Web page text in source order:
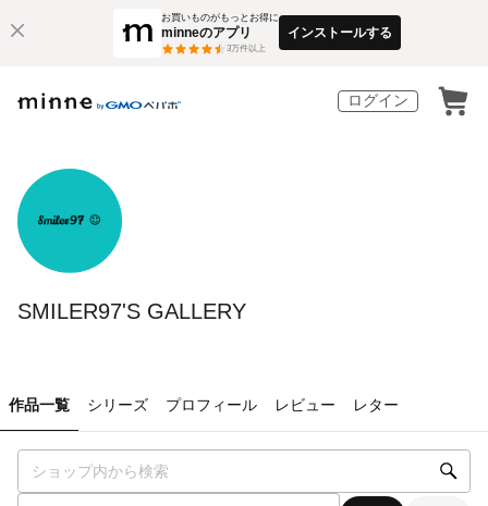
お買いものがもっとお得に
minneのアプリ
3万件以上
インストールする
ログイン
SMILER97'S GALLERY
作品一覧 シリーズ プロフィール レビュー レター